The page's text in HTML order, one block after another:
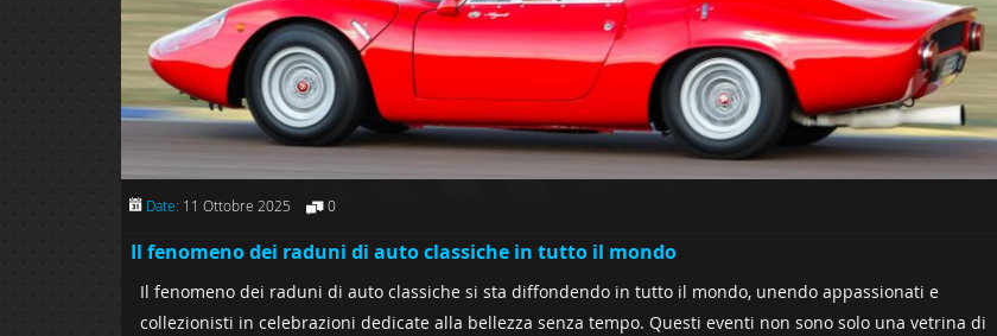
Date: 11 Ottobre 2025 0
Il fenomeno dei raduni di auto classiche in tutto il mondo
Il fenomeno dei raduni di auto classiche si sta diffondendo in tutto il mondo, unendo appassionati e
collezionisti in celebrazioni dedicate alla bellezza senza tempo. Questi eventi non sono solo una vetrina di